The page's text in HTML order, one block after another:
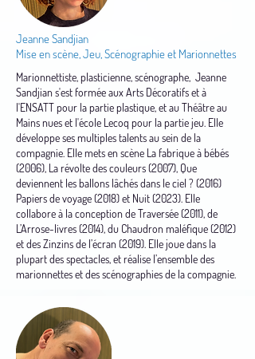
Jeanne Sandjian
Mise en scène, Jeu, Scénographie et Marionnettes
Marionnettiste, plasticienne, scénographe, Jeanne
Sandjian s'est formée aux Arts Décoratifs et à
l'ENSATT pour la partie plastique, et au Théâtre au
Mains nues et l'école Lecoq pour la partie jeu. Elle
développe ses multiples talents au sein de la
compagnie. Elle mets en scène La fabrique à bébés
(2006), La révolte des couleurs (2007), Que
deviennent les ballons lâchés dans le ciel ? (2016)
Papiers de voyage (2018) et Nuit (2023). Elle
collabore à la conception de Traversée (2011), de
L’Arrose-livres (2014), du Chaudron maléfique (2012)
et des Zinzins de l’écran (2019). Elle joue dans la
plupart des spectacles, et réalise l’ensemble des
marionnettes et des scénographies de la compagnie.